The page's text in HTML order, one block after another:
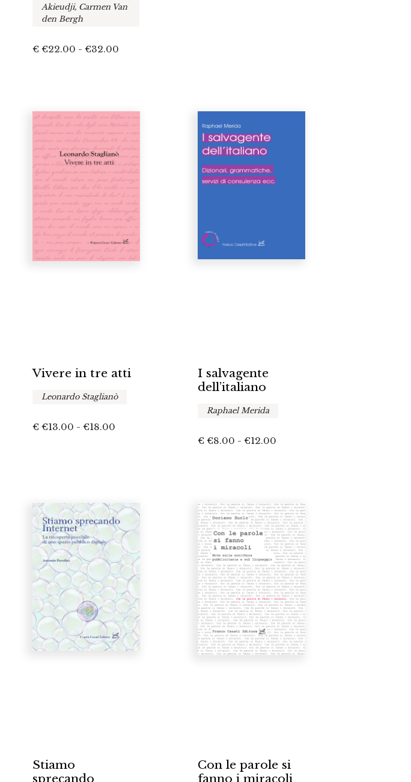
Akieudji, Carmen Van
den Bergh
€ €22.00 - €32.00Fascia
€22.00
Vivere in tre atti
Leonardo Staglianò
€ €13.00 - €18.00Fascia
a
€18.00
I salvagente
dell’italiano
Raphael Merida
€ €8.00 - €12.00Fascia
€8.00
a
€12.00
Stiamo
sprecando
Con le parole si
fanno i miracoli